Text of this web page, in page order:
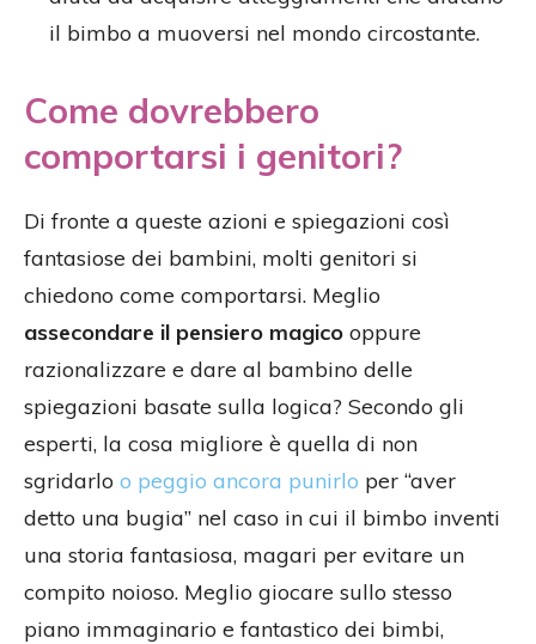
il bimbo a muoversi nel mondo circostante.
Come dovrebbero
comportarsi i genitori?
Di fronte a queste azioni e spiegazioni così
fantasiose dei bambini, molti genitori si
chiedono come comportarsi. Meglio
assecondare il pensiero magico oppure
razionalizzare e dare al bambino delle
spiegazioni basate sulla logica? Secondo gli
esperti, la cosa migliore è quella di non
sgridarlo o peggio ancora punirlo per “aver
detto una bugia” nel caso in cui il bimbo inventi
una storia fantasiosa, magari per evitare un
compito noioso. Meglio giocare sullo stesso
piano immaginario e fantastico dei bimbi,